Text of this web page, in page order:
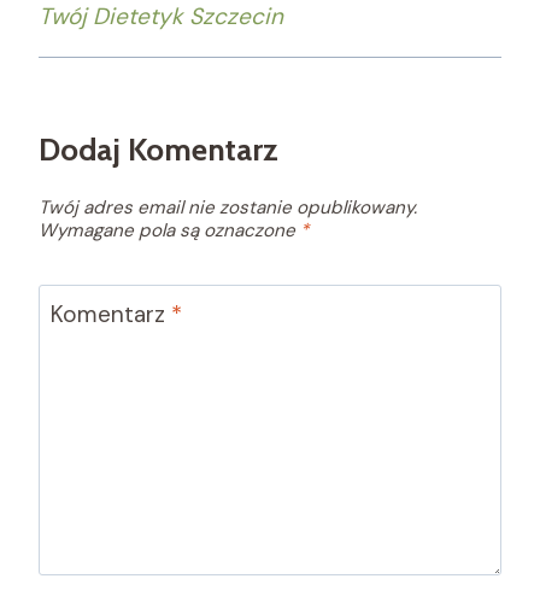
Twój Dietetyk Szczecin
Dodaj Komentarz
Twój adres email nie zostanie opublikowany.
Wymagane pola są oznaczone *
Komentarz *